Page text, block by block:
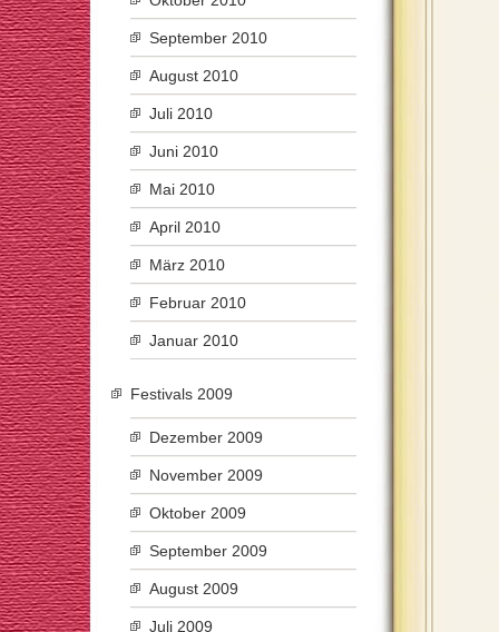
September 2010
August 2010
Juli 2010
Juni 2010
Mai 2010
April 2010
März 2010
Februar 2010
Januar 2010
Festivals 2009
Dezember 2009
November 2009
Oktober 2009
September 2009
August 2009
Juli 2009